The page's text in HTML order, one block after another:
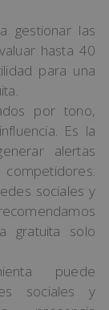
gestionar las
hasta 40
para una
por tono,
Es la
alertas
sociales y
gratuita solo
puede
sociales y